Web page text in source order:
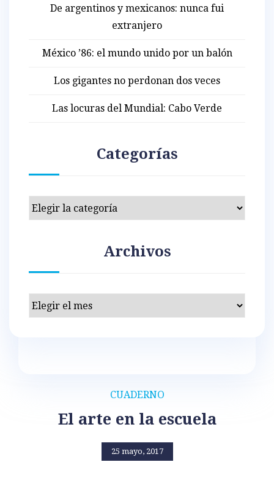
CUADERNO
El arte en la escuela
25 mayo, 2017
De argentinos y mexicanos: nunca fui
extranjero
México ’86: el mundo unido por un balón
Los gigantes no perdonan dos veces
Las locuras del Mundial: Cabo Verde
Categorías
Categorías
Archivos
Archivos